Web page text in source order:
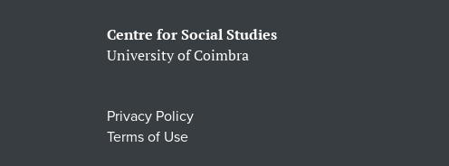
Centre for Social Studies
University of Coimbra
Privacy Policy
Terms of Use